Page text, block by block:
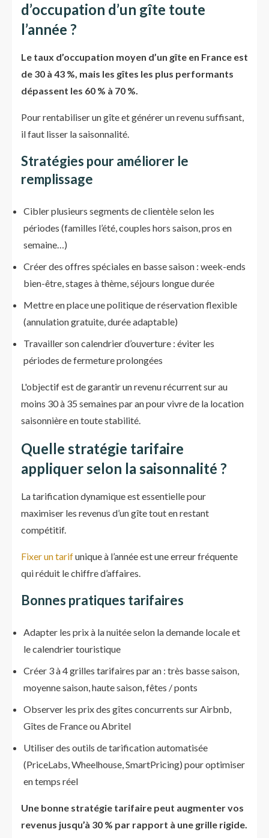
d’occupation d’un gîte toute
l’année ?
Le taux d’occupation moyen d’un gîte en France est
de 30 à 43 %, mais les gîtes les plus performants
dépassent les 60 % à 70 %.
Pour rentabiliser un gîte et générer un revenu suffisant,
il faut lisser la saisonnalité.
Stratégies pour améliorer le
remplissage
Cibler plusieurs segments de clientèle selon les
périodes (familles l’été, couples hors saison, pros en
semaine…)
Créer des offres spéciales en basse saison : week-ends
bien-être, stages à thème, séjours longue durée
Mettre en place une politique de réservation flexible
(annulation gratuite, durée adaptable)
Travailler son calendrier d’ouverture : éviter les
périodes de fermeture prolongées
L'objectif est de garantir un revenu récurrent sur au
moins 30 à 35 semaines par an pour vivre de la location
saisonnière en toute stabilité.
Quelle stratégie tarifaire
appliquer selon la saisonnalité ?
La tarification dynamique est essentielle pour
maximiser les revenus d’un gîte tout en restant
compétitif.
Fixer un tarifunique à l’année est une erreur fréquente
qui réduit le chiffre d’affaires.
Bonnes pratiques tarifaires
Adapter les prix à la nuitée selon la demande locale et
le calendrier touristique
Créer 3 à 4 grilles tarifaires par an : très basse saison,
moyenne saison, haute saison, fêtes / ponts
Observer les prix des gîtes concurrents sur Airbnb,
Gîtes de France ou Abritel
Utiliser des outils de tarification automatisée
(PriceLabs, Wheelhouse, SmartPricing) pour optimiser
en temps réel
Une bonne stratégie tarifaire peut augmenter vos
revenus jusqu’à 30 % par rapport à une grille rigide.